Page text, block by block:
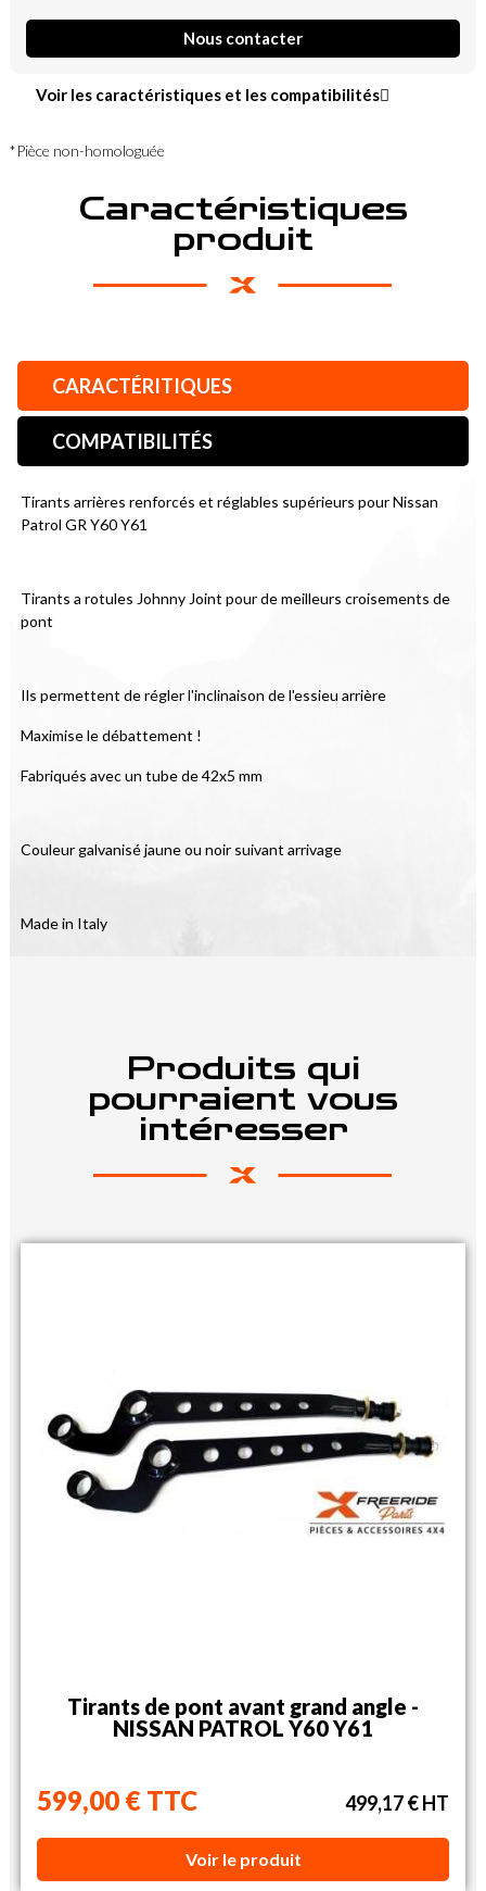
Nous contacter
Voir les caractéristiques et les compatibilités
*Pièce non-homologuée
Caractéristiques
produit
CARACTÉRITIQUES
COMPATIBILITÉS
Tirants arrières renforcés et réglables supérieurs pour Nissan
Patrol GR Y60 Y61
Tirants a rotules Johnny Joint pour de meilleurs croisements de
pont
Ils permettent de régler l'inclinaison de l'essieu arrière
Maximise le débattement !
Fabriqués avec un tube de 42x5 mm
Couleur galvanisé jaune ou noir suivant arrivage
Made in Italy
Produits qui
pourraient vous
intéresser
Tirants de pont avant grand angle -
NISSAN PATROL Y60 Y61
599,00 € TTC 499,17 € HT
Voir le produit